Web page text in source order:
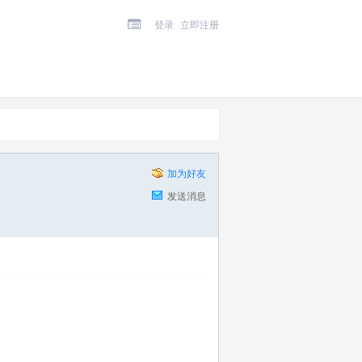
登录 立即注册
加为好友
发送消息